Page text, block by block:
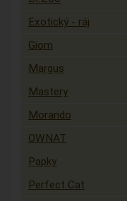
Exotický - ráj
Giom
Margus
Mastery
Morando
OWNAT
Papky
Perfect Cat